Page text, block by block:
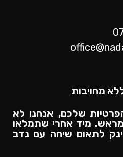
מחויבות
שלכם, אנחנו לא
מיד אחרי שתמלאו
לתאום שיחה עם נדב